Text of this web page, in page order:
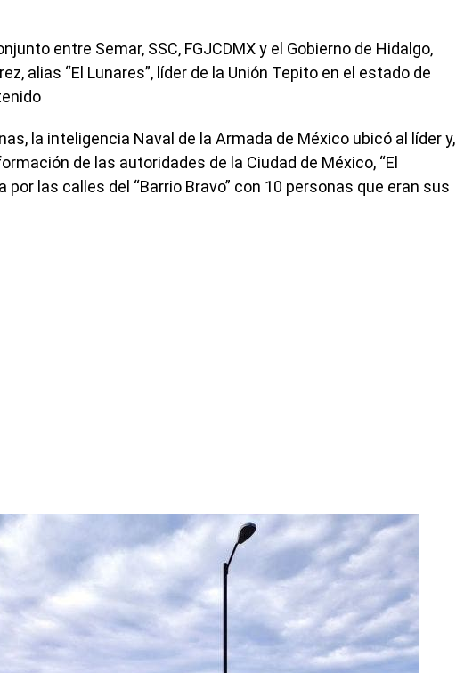
entre Semar, SSC, FGJCDMX y el Gobierno de Hidalgo,
alias “El Lunares”, líder de la Unión Tepito en el estado de
la inteligencia Naval de la Armada de México ubicó al líder y,
de las autoridades de la Ciudad de México, “El
por las calles del “Barrio Bravo” con 10 personas que eran sus